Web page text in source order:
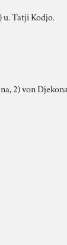
u. Tatji Kodjo.
2) von